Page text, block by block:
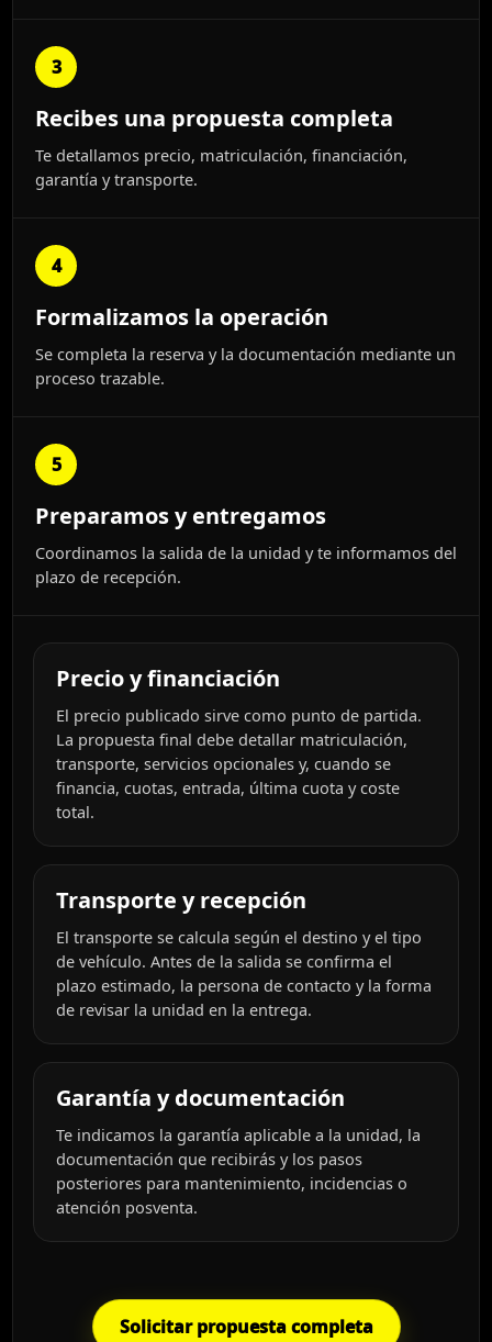
3
Recibes una propuesta completa
Te detallamos precio, matriculación, financiación,
garantía y transporte.
4
Formalizamos la operación
Se completa la reserva y la documentación mediante un
proceso trazable.
5
Preparamos y entregamos
Coordinamos la salida de la unidad y te informamos del
plazo de recepción.
Precio y financiación
El precio publicado sirve como punto de partida.
La propuesta final debe detallar matriculación,
transporte, servicios opcionales y, cuando se
financia, cuotas, entrada, última cuota y coste
total.
Transporte y recepción
El transporte se calcula según el destino y el tipo
de vehículo. Antes de la salida se confirma el
plazo estimado, la persona de contacto y la forma
de revisar la unidad en la entrega.
Garantía y documentación
Te indicamos la garantía aplicable a la unidad, la
documentación que recibirás y los pasos
posteriores para mantenimiento, incidencias o
atención posventa.
Solicitar propuesta completa